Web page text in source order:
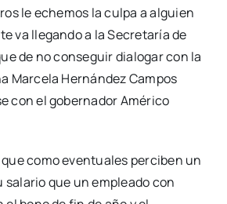
le echemos la culpa a alguien
va llegando a la Secretaría de
de no conseguir dialogar con la
Marcela Hernández Campos
con el gobernador Américo
como eventuales perciben un
salario que un empleado con